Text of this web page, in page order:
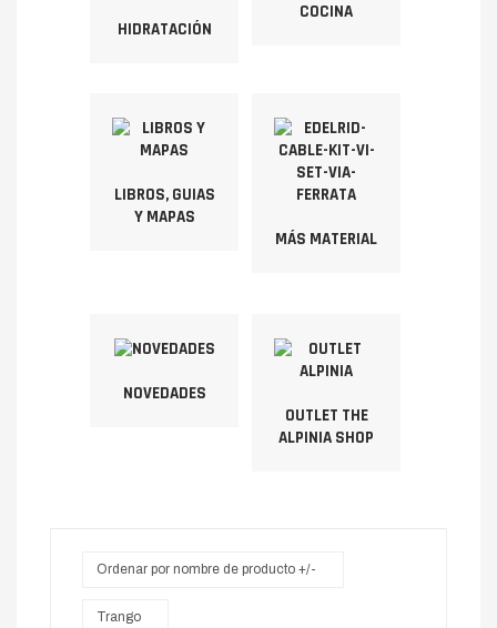
HIDRATACIÓN
COCINA
LIBROS, GUIAS
Y MAPAS
MÁS MATERIAL
NOVEDADES
OUTLET THE
ALPINIA SHOP
Ordenar por nombre de producto +/-
Trango